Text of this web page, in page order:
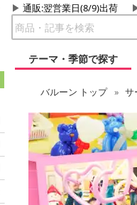
通販:翌営業日(8/9)出荷
テーマ・季節で探す
バルーン トップ サ